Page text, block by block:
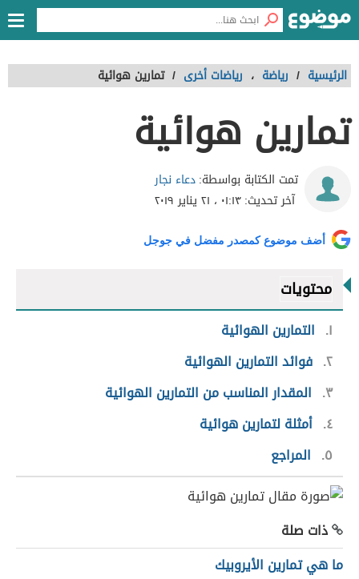
الرئيسية / رياضة ، رياضات أخرى / تمارين هوائية
تمارين هوائية
تمت الكتابة بواسطة:دعاء نجار
آخر تحديث:٠١:١٣ ، ٢١ يناير ٢٠١٩
أضف موضوع كمصدر مفضل في جوجل
محتويات
١
التمارين الهوائية
٢ فوائد التمارين الهوائية
٣
المقدار المناسب من التمارين الهوائية
٤ أمثلة لتمارين هوائية
٥
المراجع
ذات صلة
ما هي تمارين الأيروبيك